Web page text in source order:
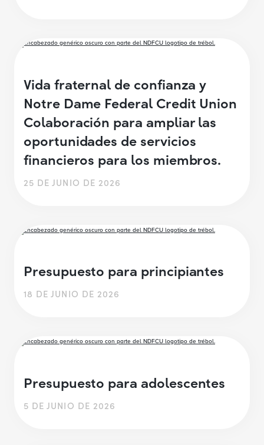
Vida fraternal de confianza y
Notre Dame Federal Credit Union
Colaboración para ampliar las
oportunidades de servicios
financieros para los miembros.
25 DE JUNIO DE 2026
Presupuesto para principiantes
18 DE JUNIO DE 2026
Presupuesto para adolescentes
5 DE JUNIO DE 2026